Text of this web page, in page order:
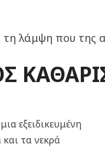
λάμψη που της
εξειδικευμένη
τα νεκρά